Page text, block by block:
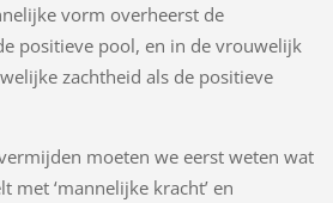
vorm overheerst de
positieve pool, en in de vrouwelijk
zachtheid als de positieve
moeten we eerst weten wat
met ‘mannelijke kracht’ en